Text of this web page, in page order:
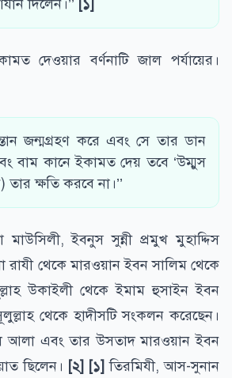
দিলেন।’’ [১]
দেওয়ার বর্ণনাটি জাল পর্যায়ের।
জন্মগ্রহণ করে এবং সে তার ডান
বাম কানে ইকামত দেয় তবে ‘উম্মুস
তার ক্ষতি করবে না।’’
মাউসিলী, ইবনুস সুন্নী প্রমুখ মুহাদ্দিস
থেকে মারওয়ান ইবন সালিম থেকে
উকাইলী থেকে ইমাম হুসাইন ইবন
থেকে হাদীসটি সংকলন করেছেন।
আলা এবং তার উসতাদ মারওয়ান ইবন
ছিলেন। [২] [১] তিরমিযী, আস-সুনান